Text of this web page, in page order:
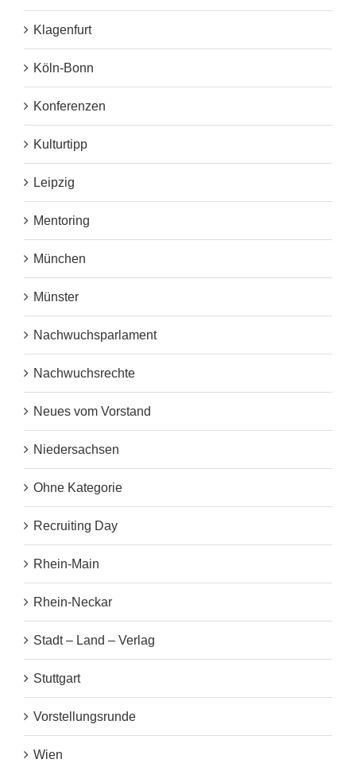
Klagenfurt
Köln-Bonn
Konferenzen
Kulturtipp
Leipzig
Mentoring
München
Münster
Nachwuchsparlament
Nachwuchsrechte
Neues vom Vorstand
Niedersachsen
Ohne Kategorie
Recruiting Day
Rhein-Main
Rhein-Neckar
Stadt – Land – Verlag
Stuttgart
Vorstellungsrunde
Wien